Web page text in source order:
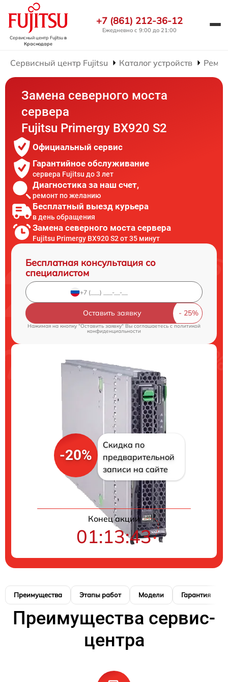
Сервисный центр Fujitsuв
Краснодаре
+7 (861) 212-36-12
Ежедневно с 9:00 до 21:00
Сервисный центр Fujitsu Каталог устройств
Замена северного моста
сервера
Fujitsu Primergy BX920 S2
Официальный сервис
Гарантийное обслуживание
сервера Fujitsu до 3 лет
Диагностика за наш счет,
ремонт по желанию
Бесплатный выезд курьера
в день обращения
Замена северного моста сервера
Fujitsu Primergy BX920 S2 от 35 минут
Бесплатная консультация со
специалистом
Оставить заявку
Нажимая на кнопку "Оставить заявку" Вы соглашаетесь cполитикой
конфиденциальности
-20%
Скидка по
предварительной
записи на сайте
Конец акции
01:13:42
Преимущества Этапы работ Модели Гарантия
Преимущества сервис-
центра